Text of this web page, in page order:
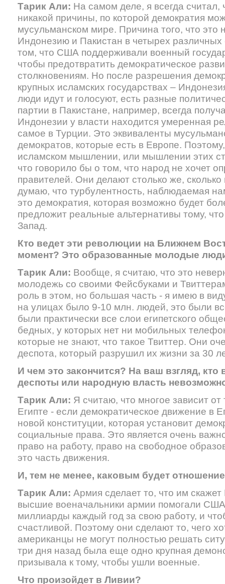
Тарик Али: На самом деле, я всегда
никакой причины, по которой демократия
мусульманском мире. Причина того, что это
Индонезию и Пакистан в четырех различных
том, что США поддерживали военный
чтобы предотвратить демократическое
столкновениям. Но после разрешения
крупных исламских государствах –
люди идут и голосуют, есть разные
партии в Пакистане, например, всегда
Индонезии у власти находится умеренная
самое в Турции. Это эквиваленты
демократов, которые есть в Европе.
исламском мышлении, или мышлении этих
что говорило бы о том, что народ не хочет
правителей. Они делают столько же,
думаю, что турбулентность, наблюдаемая
это демократия, которая возможно будет
предложит реальные альтернативы тому,
Запад.
Кто ведет эти революции на Ближнем
момент? Это образованные молодые
Тарик Али: Вообще, я считаю, что это
молодежь со своими Фейсбуками и
роль в этом, но большая часть - я имею в
на улицах было 9-10 млн. людей, это были
были практически все слои египетского
бедных, у которых нет ни мобильных
которые не знают, что такое Твиттер. Они
деспота, который разрушил их жизни за 30
И чем это закончится? На ваш взгляд, кто
деспоты или народную власть
Тарик Али: Я считаю, что многое зависит от
Египте - если демократическое движение в
новой конституции, которая установит
социальные права. Это является очень
право на работу, право на свободное
это часть движения.
И, тем не менее, каковым будет
Тарик Али: Армия сделает то, что им
высшие военачальники армии помогали
миллиарды каждый год за свою работу, и
счастливой. Поэтому они сделают то, чего
американцы не могут полностью решать
три дня назад была еще одно крупная
призывала к тому, чтобы ушли военные.
Что произойдет в Ливии?